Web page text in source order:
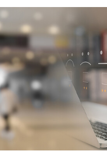
Unternehmen eine
Zehn der relevantesten